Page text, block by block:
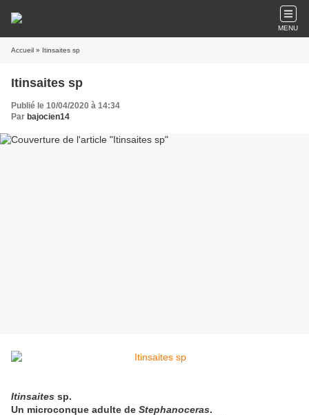
MENU
Accueil » Itinsaites sp
Itinsaites sp
Publié le 10/04/2020 à 14:34
Par bajocien14
Itinsaites sp.
Un microconque adulte de Stephanoceras.